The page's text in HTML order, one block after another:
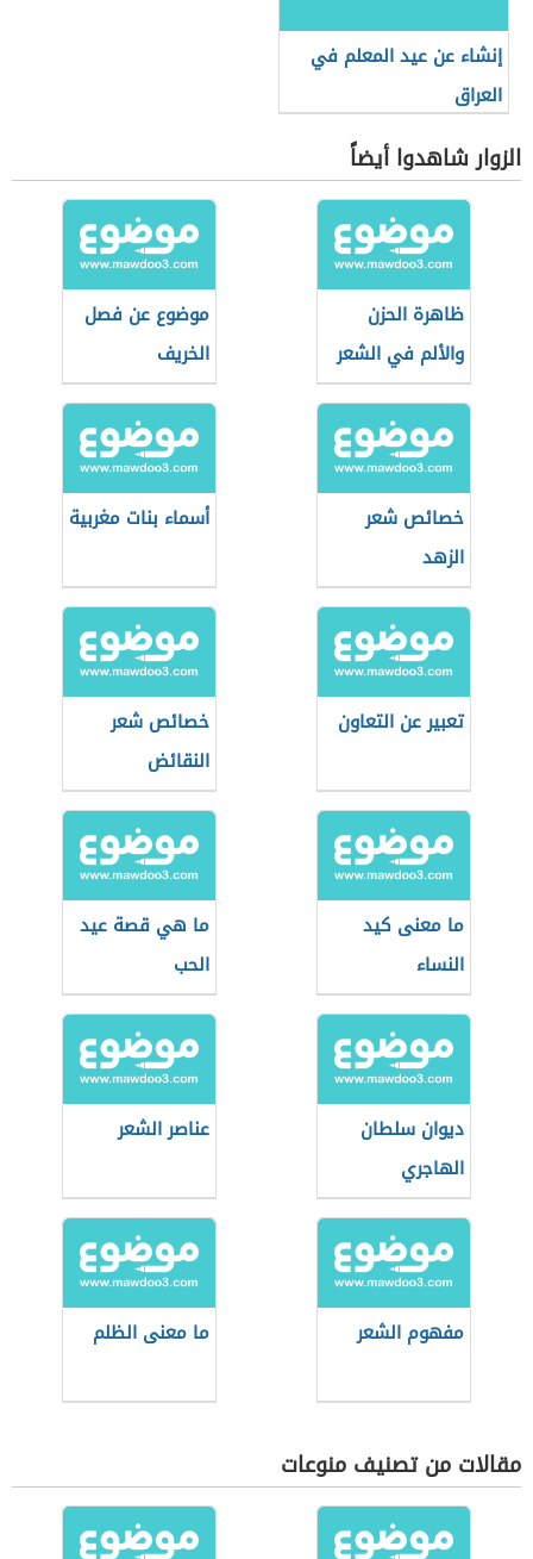
إنشاء عن عيد المعلم في
العراق
الزوار شاهدوا أيضاً
ظاهرة الحزن
والألم في الشعر
العربي المعاصر
موضوع عن فصل
الخريف
خصائص شعر
الزهد
أسماء بنات مغربية
تعبير عن التعاون
خصائص شعر
النقائض
ما معنى كيد
النساء
ما هي قصة عيد
الحب
ديوان سلطان
الهاجري
عناصر الشعر
مفهوم الشعر ما معنى الظلم
مقالات من تصنيف منوعات